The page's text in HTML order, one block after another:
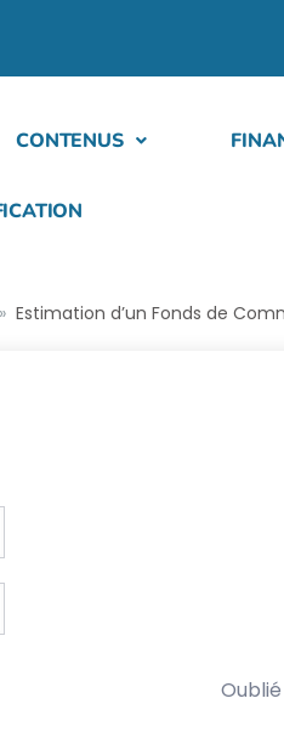
CONTENUS
Estimation d’un Fonds de